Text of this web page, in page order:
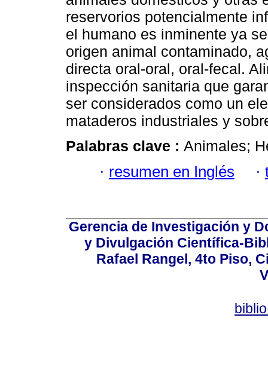
reservorios potencialmente
el humano es inminente ya
origen animal contaminado,
directa oral-oral, oral-fecal.
inspección sanitaria que
ser considerados como un
mataderos industriales y
Palabras clave : Animales;
· resumen en Inglés ·
Gerencia de Investigación y
y Divulgación Científica-
Rafael Rangel, 4to Piso,